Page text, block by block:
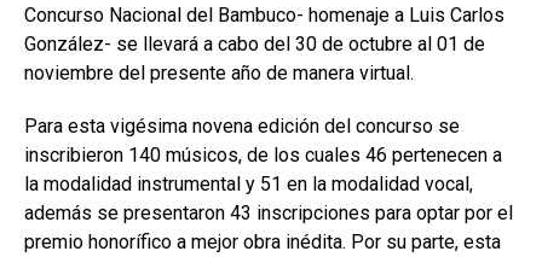
Concurso Nacional del Bambuco- homenaje a Luis Carlos
González- se llevará a cabo del 30 de octubre al 01 de
noviembre del presente año de manera virtual.
Para esta vigésima novena edición del concurso se
inscribieron 140 músicos, de los cuales 46 pertenecen a
la modalidad instrumental y 51 en la modalidad vocal,
además se presentaron 43 inscripciones para optar por el
premio honorífico a mejor obra inédita. Por su parte, esta